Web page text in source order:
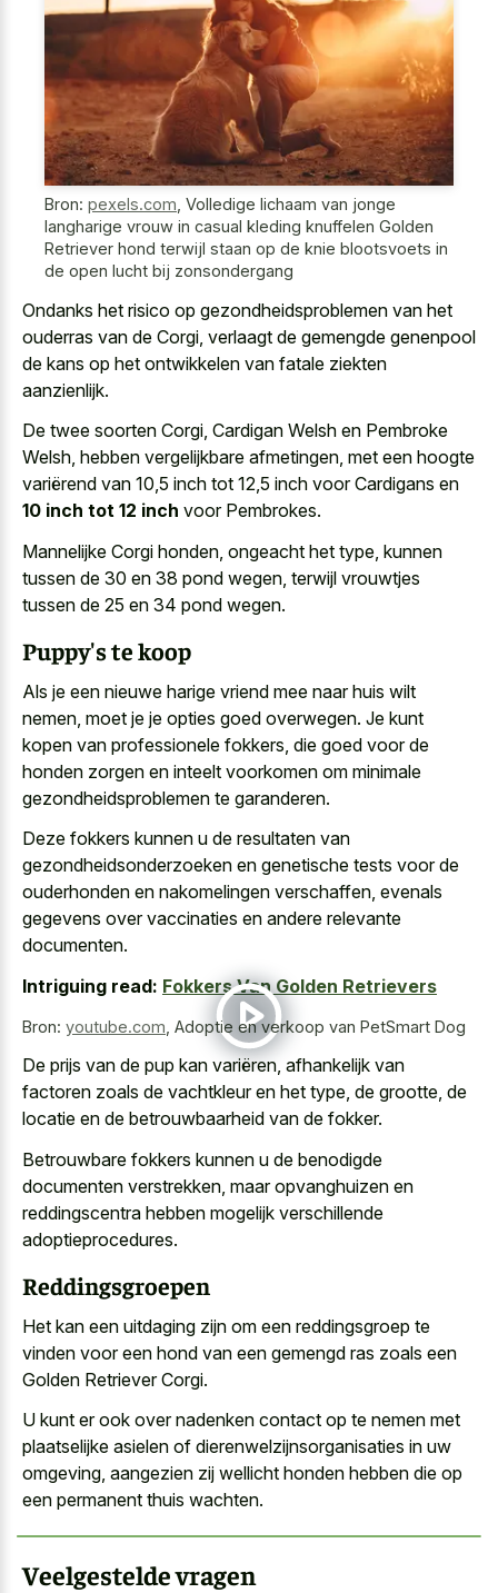
Bron: pexels.com, Volledige lichaam van jonge
langharige vrouw in casual kleding knuffelen Golden
Retriever hond terwijl staan op de knie blootsvoets in
de open lucht bij zonsondergang
Ondanks het risico op gezondheidsproblemen van het
ouderras van de Corgi, verlaagt de gemengde genenpool
de kans op het ontwikkelen van fatale ziekten
aanzienlijk.
De twee soorten Corgi, Cardigan Welsh en Pembroke
Welsh, hebben vergelijkbare afmetingen, met een hoogte
variërend van 10,5 inch tot 12,5 inch voor Cardigans en
10 inch tot 12 inch voor Pembrokes.
Mannelijke Corgi honden, ongeacht het type, kunnen
tussen de 30 en 38 pond wegen, terwijl vrouwtjes
tussen de 25 en 34 pond wegen.
Puppy's te koop
Als je een nieuwe harige vriend mee naar huis wilt
nemen , moet je je opties goed overwegen. Je kunt
kopen van professionele fokkers, die goed voor de
honden zorgen en inteelt voorkomen om minimale
gezondheidsproblemen te garanderen.
Deze fokkers kunnen u de resultaten van
gezondheidsonderzoeken en genetische tests voor de
ouderhonden en nakomelingen verschaffen, evenals
gegevens over vaccinaties en andere relevante
documenten.
Intriguing read: Fokkers Van Golden Retrievers
Bron: youtube.com Adoptie en verkoop van PetSmart Dog
De prijs van de pup kan variëren, afhankelijk van
factoren zoals de vachtkleur en het type, de grootte, de
locatie en de betrouwbaarheid van de fokker.
Betrouwbare fokkers kunnen u de benodigde
documenten verstrekken, maar opvanghuizen en
reddingscentra hebben mogelijk verschillende
adoptieprocedures.
Reddingsgroepen
Het kan een uitdaging zijn om een reddingsgroep te
vinden voor een hond van een gemengd ras zoals een
Golden Retriever Corgi.
U kunt er ook over nadenken contact op te nemen met
plaatselijke asielen of dierenwelzijnsorganisaties in uw
omgeving, aangezien zij wellicht honden hebben die op
een permanent thuis wachten.
Veelgestelde vragen